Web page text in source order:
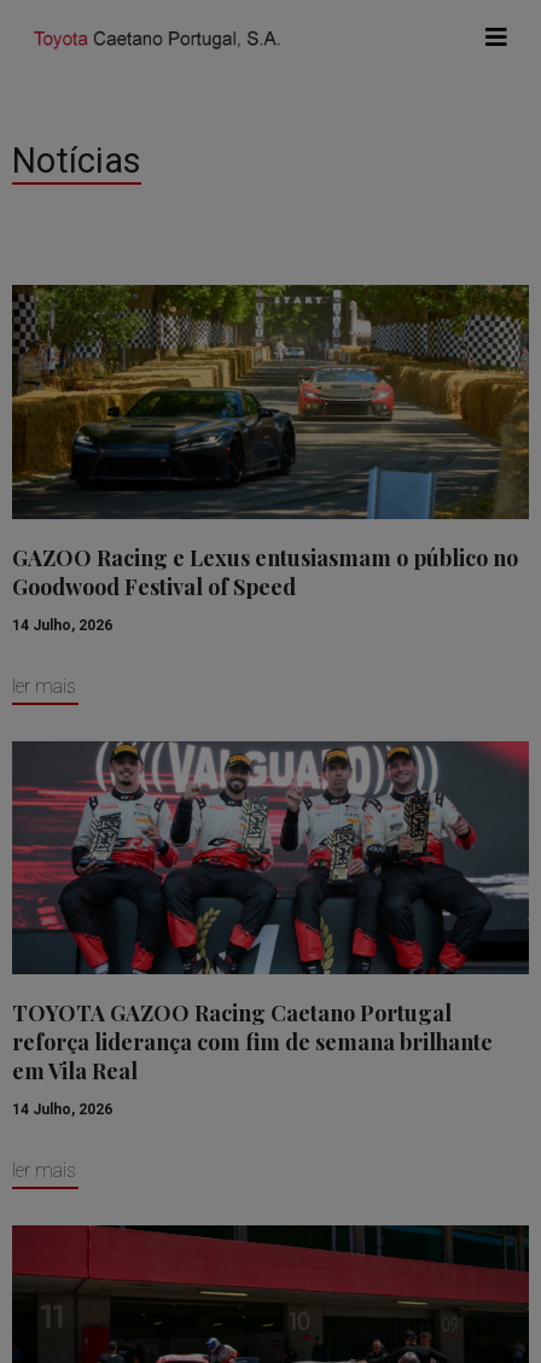
Notícias
GAZOO Racing e Lexus entusiasmam o público no
Goodwood Festival of Speed
14 Julho, 2026
ler mais
TOYOTA GAZOO Racing Caetano Portugal
reforça liderança com fim de semana brilhante
em Vila Real
14 Julho, 2026
ler mais